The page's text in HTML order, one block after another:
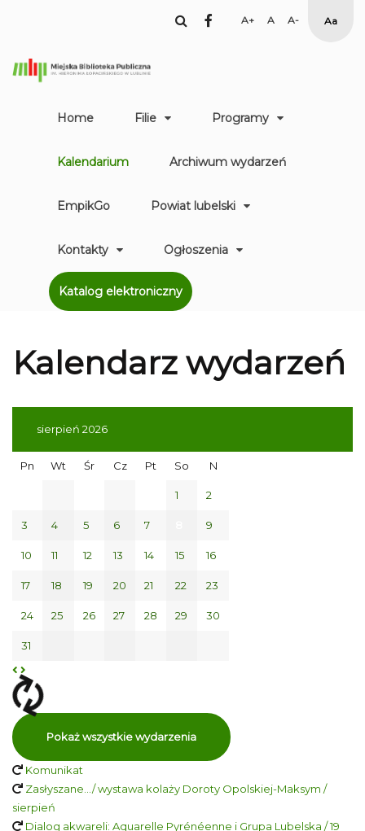
facebook
Set Set
Smaller
High
Home Filie Programy
Kalendarium Archiwum wydarzeń
EmpikGo Powiat lubelski
Kontakty Ogłoszenia
Katalog elektroniczny
Kalendarz wydarzeń
sierpień 2026
Pn Wt Śr Cz Pt So N
1 2
3 4 5 6 7 9
10 11 12 13 14 15 16
17 18 19 20 21 22 23
24 25 26 27 28 29 30
31
Pokaż wszystkie wydarzenia
Komunikat
Zasłyszane…/ wystawa kolaży Doroty Opolskiej-Maksym /
sierpień
Dialog akwareli: Aquarelle Pyrénéenne i Grupa Lubelska / 19